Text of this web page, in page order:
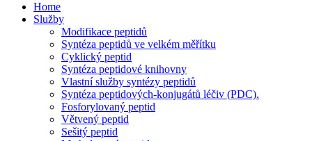
Home
Služby
Modifikace peptidů
Syntéza peptidů ve velkém měřítku
Cyklický peptid
Syntéza peptidové knihovny
Vlastní služby syntézy peptidů
Syntéza peptidových-konjugátů léčiv (PDC).
Fosforylovaný peptid
Větvený peptid
Sešitý peptid